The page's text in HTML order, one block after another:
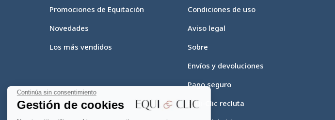
Continúa sin consentimiento
Gestión de cookies
Promociones de Equitación
Novedades
Los más vendidos
Condiciones de uso
Aviso legal
Sobre
Envíos y devoluciones
Pago seguro
Equi-Clic recluta